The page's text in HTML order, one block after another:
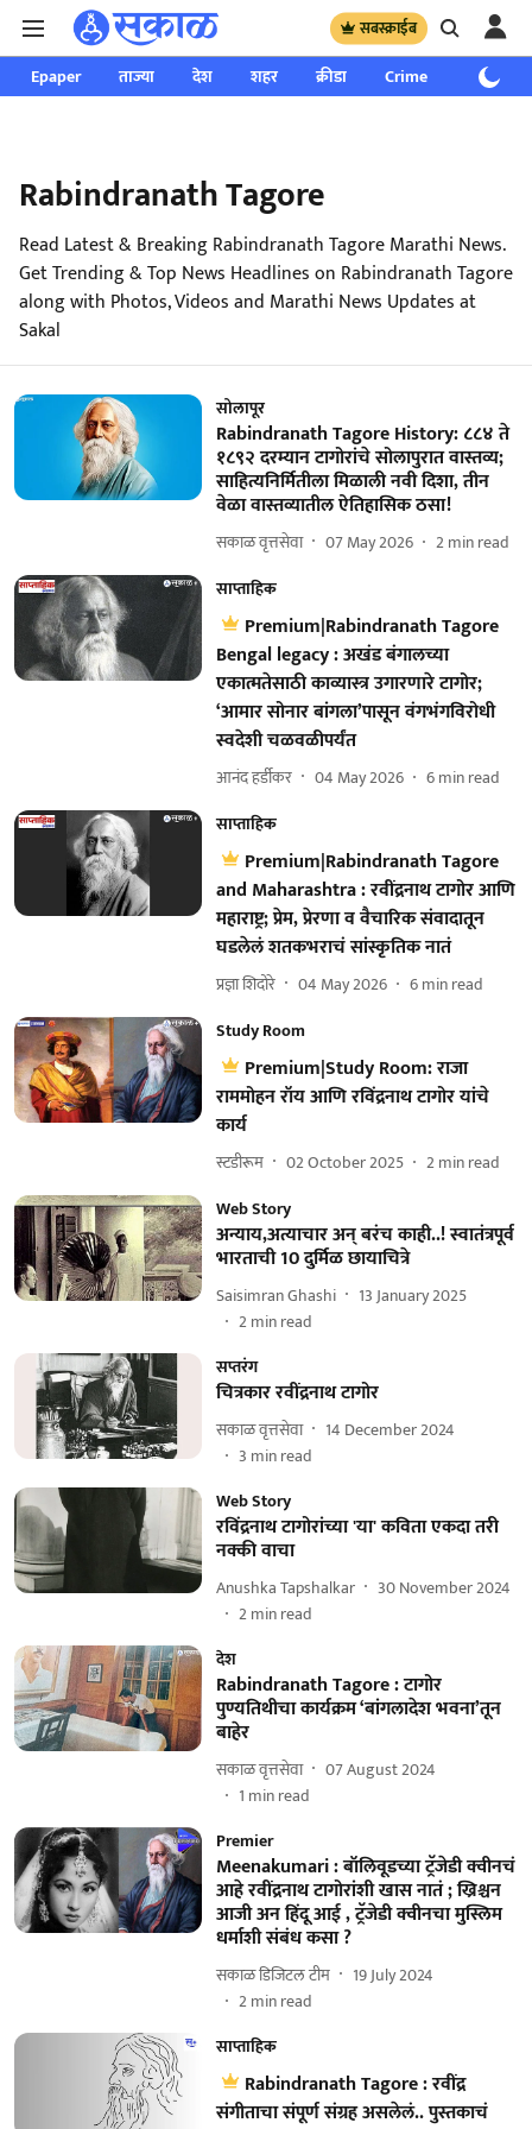
सबस्क्राईब
Epaper ताज्या देश शहर क्रीडा Crime साप्ताहिक
Rabindranath Tagore
Read Latest & Breaking Rabindranath Tagore Marathi News.
Get Trending & Top News Headlines on Rabindranath Tagore
along with Photos, Videos and Marathi News Updates at
Sakal
सोलापूर
Rabindranath Tagore History: ८८४ ते
१८९२ दरम्यान टागोरांचे सोलापुरात वास्तव्य;
साहित्यनिर्मितीला मिळाली नवी दिशा, तीन
वेळा वास्तव्यातील ऐतिहासिक ठसा!
सकाळ वृत्तसेवा 07 May 2026 2min read
साप्ताहिक
Premium|Rabindranath Tagore
Bengal legacy : अखंड बंगालच्या
एकात्मतेसाठी काव्यास्त्र उगारणारे टागोर;
‘आमार सोनार बांगला’पासून वंगभंगविरोधी
स्वदेशी चळवळीपर्यंत
आनंद हर्डीकर 04 May 2026 6min read
साप्ताहिक
Premium|Rabindranath Tagore
and Maharashtra : रवींद्रनाथ टागोर आणि
महाराष्ट्र; प्रेम, प्रेरणा व वैचारिक संवादातून
घडलेलं शतकभराचं सांस्कृतिक नातं
प्रज्ञा शिदोरे 04 May 2026 6min read
Study Room
Premium|Study Room: राजा
राममोहन रॉय आणि रविंद्रनाथ टागोर यांचे
कार्य
स्टडीरूम 02 October 2025 2min read
Web Story
अन्याय,अत्याचार अन् बरंच काही..! स्वातंत्रपूर्व
भारताची 10 दुर्मिळ छायाचित्रे
Saisimran Ghashi
13 January 2025
2min read
सप्तरंग
चित्रकार रवींद्रनाथ टागोर
सकाळ वृत्तसेवा
14 December 2024
3 min read
Web Story
रविंद्रनाथ टागोरांच्या 'या' कविता एकदा तरी
नक्की वाचा
Anushka Tapshalkar
30 November 2024
2min read
देश
Rabindranath Tagore : टागोर
पुण्यतिथीचा कार्यक्रम ‘बांगलादेश भवना’तून
बाहेर
सकाळ वृत्तसेवा
07 August 2024
1 min read
Premier
Meenakumari : बॉलिवूडच्या ट्रॅजेडी क्वीनचं
आहे रवींद्रनाथ टागोरांशी खास नातं ; ख्रिश्चन
आजी अन हिंदू आई , ट्रॅजेडी क्वीनचा मुस्लिम
धर्माशी संबंध कसा ?
सकाळ डिजिटल टीम
19 July 2024
2min read
साप्ताहिक
Rabindranath Tagore : रवींद्र
संगीताचा संपूर्ण संग्रह असलेलं.. पुस्तकाचं